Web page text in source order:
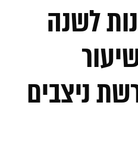
לשנה
ניצבים